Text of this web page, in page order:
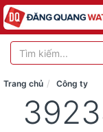
Trang chủ Công ty